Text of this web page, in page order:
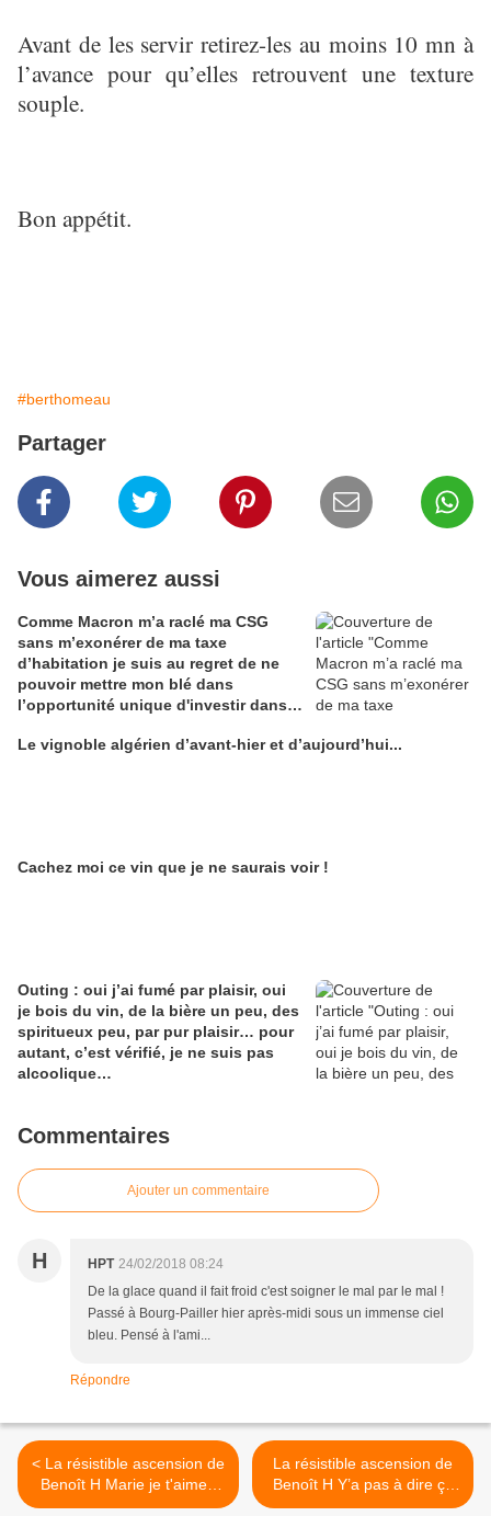
Avant de les servir retirez-les au moins 10 mn à
l’avance pour qu’elles retrouvent une texture
souple.
Bon appétit.
#berthomeau
Partager
Vous aimerez aussi
Comme Macron m’a raclé ma CSG
sans m’exonérer de ma taxe
d’habitation je suis au regret de ne
pouvoir mettre mon blé dans
l’opportunité unique d'investir dans
Alain Edouard
Le vignoble algérien d’avant-hier et d’aujourd’hui...
Cachez moi ce vin que je ne saurais voir !
Outing : oui j’ai fumé par plaisir, oui
je bois du vin, de la bière un peu, des
spiritueux peu, par pur plaisir… pour
autant, c’est vérifié, je ne suis pas
alcoolique…
Commentaires
Ajouter un commentaire
H HPT 24/02/2018 08:24
De la glace quand il fait froid c'est soigner le mal par le mal !
Passé à Bourg-Pailler hier après-midi sous un immense ciel
bleu. Pensé à l'ami...
Répondre
< La résistible ascension de
Benoît H Marie je t'aime !
Pense aux femmes de
La résistible ascension de
Benoît H Y’a pas à dire ça
rapporte plus de vendre du